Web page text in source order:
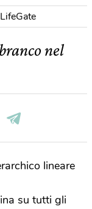
nel
lineare
su tutti gli